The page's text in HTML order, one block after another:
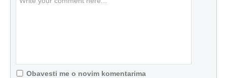
Obavesti me o novim komentarima